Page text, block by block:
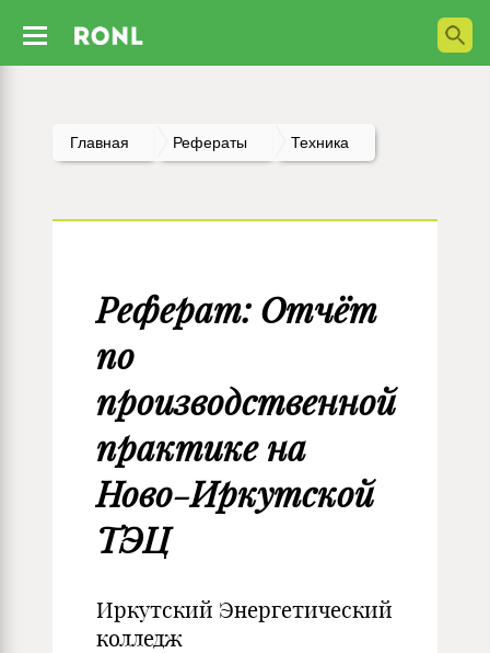
Главная Рефераты Техника
Реферат: Отчёт
по
производственной
практике на
Ново-Иркутской
ТЭЦ
Иркутский Энергетический
колледж